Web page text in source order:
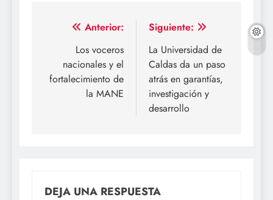
Navegación
entradas
Anterior:
Los voceros
nacionales y el
fortalecimiento de
la MANE
Siguiente:
La Universidad de
Caldas da un paso
atrás en garantías,
investigación y
desarrollo
DEJA UNA RESPUESTA